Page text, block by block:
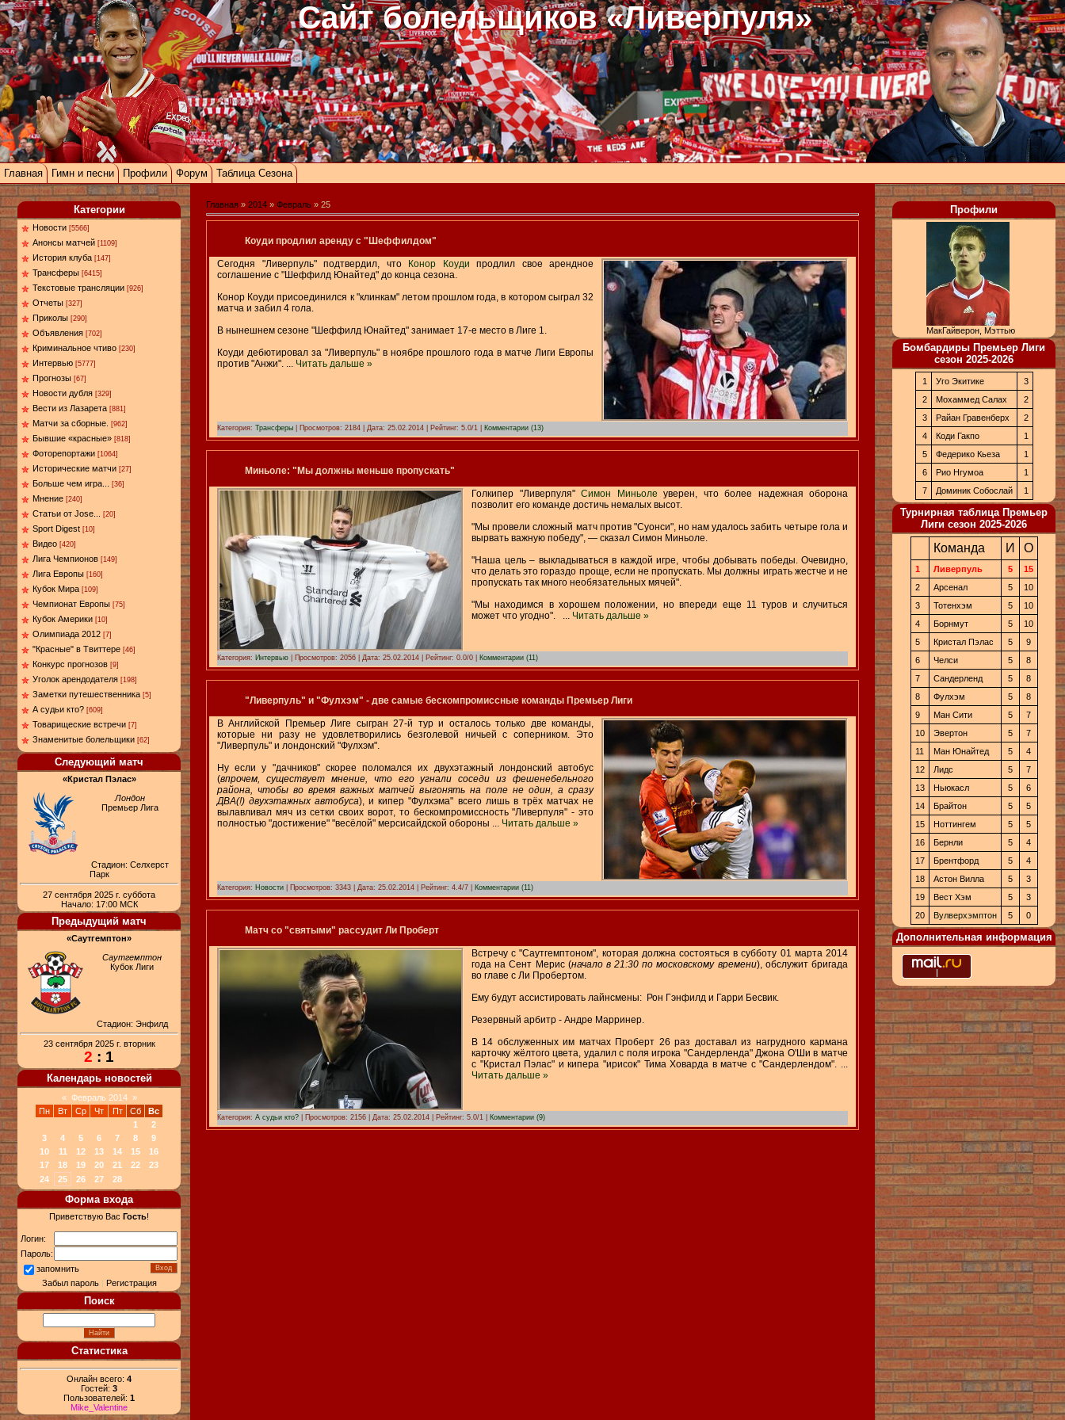
Сайт болельщиков «Ливерпуля»
Главная Гимн и песни Профили Форум Таблица Сезона
Категории
Новости [5566]
Анонсы матчей [1109]
История клуба [147]
Трансферы [6415]
Текстовые трансляции [926]
Отчеты [327]
Приколы [290]
Объявления [702]
Криминальное чтиво [230]
Интервью [5777]
Прогнозы [67]
Новости дубля [329]
Вести из Лазарета [881]
Матчи за сборные. [962]
Бывшие «красные» [818]
Фоторепортажи [1064]
Исторические матчи [27]
Больше чем игра... [36]
Мнение [240]
Статьи от Jose... [20]
Sport Digest [10]
Видео [420]
Лига Чемпионов [149]
Лига Европы [160]
Кубок Мира [109]
Чемпионат Европы [75]
Кубок Америки [10]
Олимпиада 2012 [7]
"Красные" в Твиттере [46]
Конкурс прогнозов [9]
Уголок арендодателя [198]
Заметки путешественника [5]
А судьи кто? [609]
Товарищеские встречи [7]
Знаменитые болельщики [62]
Следующий матч
«Кристал Пэлас»
Лондон
Премьер Лига
Стадион: Селхерст
Парк
27 сентября 2025 г. суббота
Начало: 17:00 МСК
Предыдущий матч
«Саутгемптон»
Саутгемптон
Кубок Лиги
Стадион: Энфилд
23 сентября 2025 г. вторник
2 : 1
Календарь новостей
« Февраль 2014 »
Пн
Вт Ср Чт Пт Сб
Вс
1
2
3
4 5 6 7 8
9
10
11 12 13 14 15
16
17
18 19 20 21 22
23
24
25 26 27 28
Форма входа
Приветствую Вас Гость!
Логин:
Пароль:
запомнить
Забыл пароль| Регистрация
Поиск
Статистика
Онлайн всего: 4
Гостей: 3
Пользователей: 1
Mike_Valentine
Главная » 2014 » Февраль » 25
Коуди продлил аренду с "Шеффилдом"
Сегодня "Ливерпуль" подтвердил, что Конор Коуди продлил свое арендное
соглашение с "Шеффилд Юнайтед" до конца сезона.
Конор Коуди присоединился к "клинкам" летом прошлом года, в котором сыграл 32
матча и забил 4 гола.
В нынешнем сезоне "Шеффилд Юнайтед" занимает 17-е место в Лиге 1.
Коуди дебютировал за "Ливерпуль" в ноябре прошлого года в матче Лиги Европы
против "Анжи".
Читать дальше »
Категория: Трансферы | Просмотров: 2184 | Дата: 25.02.2014 | Рейтинг: 5.0/1 | Комментарии (13)
Миньоле: "Мы должны меньше пропускать"
Голкипер "Ливерпуля" Симон Миньоле уверен, что более надежная оборона
позволит его команде достичь немалых высот.
"Мы провели сложный матч против "Суонси", но нам удалось забить четыре гола и
вырвать важную победу", — сказал Симон Миньоле.
"Наша цель – выкладываться в каждой игре, чтобы добывать победы. Очевидно,
что делать это гораздо проще, если не пропускать. Мы должны играть жестче и не
пропускать так много необязательных мячей".
"Мы находимся в хорошем положении, но впереди еще 11 туров и случиться
может что угодно".
Читать дальше »
Категория: Интервью | Просмотров: 2056 | Дата: 25.02.2014 | Рейтинг: 0.0/0 | Комментарии (11)
"Ливерпуль" и "Фулхэм" - две самые бескомпромиссные команды Премьер Лиги
В Английской Премьер Лиге сыгран 27-й тур и осталось только две команды,
которые ни разу не удовлетворились безголевой ничьей с соперником. Это
"Ливерпуль" и лондонский "Фулхэм".
Ну если у "дачников" скорее поломался их двухэтажный лондонский автобус
(впрочем, существует мнение, что его угнали соседи из фешенебельного
района, чтобы во время важных матчей выгонять на поле не один, а сразу
ДВА(!) двухэтажных автобуса), и кипер "Фулхэма" всего лишь в трёх матчах не
вылавливал мяч из сетки своих ворот, то бескомпромиссность "Ливерпуля" - это
полностью "достижение" "весёлой" мерсисайдской обороны
Читать дальше »
Категория: Новости | Просмотров: 3343 | Дата: 25.02.2014 | Рейтинг: 4.4/7 | Комментарии (11)
Матч со "святыми" рассудит Ли Проберт
Встречу с "Саутгемптоном", которая должна состояться в субботу 01 марта 2014
года на Сент Мерис (начало в 21:30 по московскому времени), обслужит бригада
во главе с Ли Пробертом.
Ему будут ассистировать лайнсмены: Рон Гэнфилд и Гарри Бесвик.
Резервный арбитр - Андре Марринер.
В 14 обслуженных им матчах Проберт 26 раз доставал из нагрудного кармана
карточку жёлтого цвета, удалил с поля игрока "Сандерленда" Джона О'Ши в матче
с "Кристал Пэлас" и кипера "ирисок" Тима Ховарда в матче с "Сандерлендом".
Читать дальше »
Категория: А судьи кто? | Просмотров: 2156 | Дата: 25.02.2014 | Рейтинг: 5.0/1 | Комментарии (9)
Профили
МакГайверон, Мэттью
Бомбардиры Премьер Лиги
сезон 2025-2026
1 Уго Экитике
3
2
Мохаммед Салах
2
3
Райан Гравенберх
2
4
Коди Гакпо
1
5
Федерико Кьеза
1
6
Рио Нгумоа
1
7
Доминик Собослай 1
Турнирная таблица Премьер
Лиги сезон 2025-2026
Команда И О
1 Ливерпуль 5
15
2
Арсенал 5
10
3
Тотенхэм 5
10
4
Борнмут 5
10
5
Кристал Пэлас 5
9
6
Челси 5
8
7
Сандерленд 5
8
8
Фулхэм 5
8
9
Ман Сити 5
7
10
Эвертон 5
7
11
Ман Юнайтед 5
4
12
Лидс 5
7
13
Ньюкасл 5
6
14
Брайтон 5
5
15
Ноттингем 5
5
16
Бернли 5
4
17
Брентфорд 5
4
18
Астон Вилла 5
3
19
Вест Хэм 5
3
20
Вулверхэмптон 5 0
Дополнительная информация